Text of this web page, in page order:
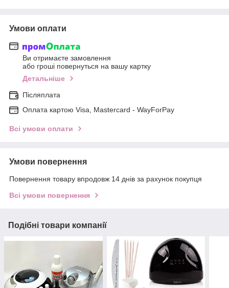
Умови оплати
Ви отримаєте замовлення
або гроші повернуться на вашу картку
Детальніше
Післяплата
Оплата картою Visa, Mastercard - WayForPay
Всі умови оплати
Умови повернення
Повернення товару впродовж 14 днів за рахунок покупця
Всі умови повернення
Подібні товари компанії